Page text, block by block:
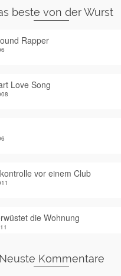
beste von der Wurst
Rapper
Love Song
vor einem Club
die Wohnung
Neuste Kommentare